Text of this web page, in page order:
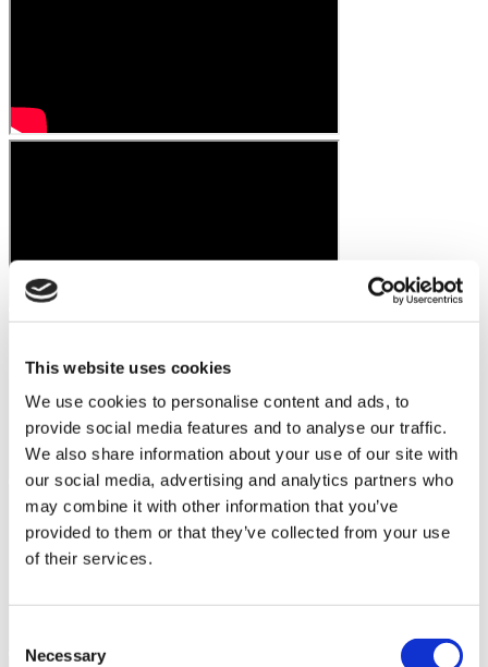
This website uses cookies
We use cookies to personalise content and ads, to
provide social media features and to analyse our traffic.
We also share information about your use of our site with
our social media, advertising and analytics partners who
may combine it with other information that you’ve
provided to them or that they’ve collected from your use
of their services.
Selection
Necessary